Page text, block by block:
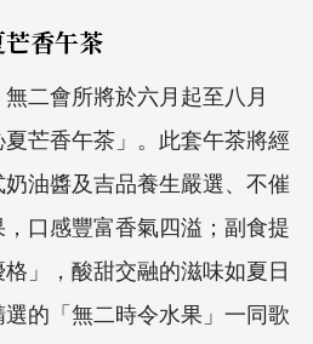
香午茶
二會所將於六月起至八月
芒香午茶」。此套午茶將經
油醬及吉品養生嚴選、不催
口感豐富香氣四溢；副食提
」，酸甜交融的滋味如夏日
的「無二時令水果」一同歌